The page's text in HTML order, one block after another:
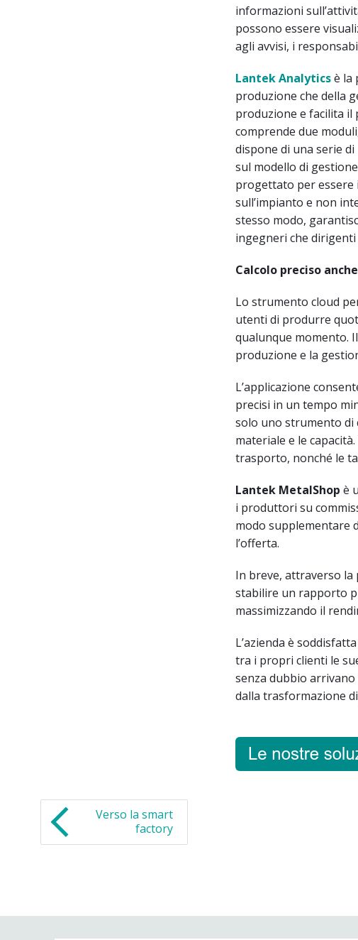
informazioni
possono essere
agli avvisi, i
Lantek Analyticsè la
produzione che della
produzione e facilita il
comprende due
dispone di una serie
sul modello di
progettato per essere
sull’impianto e non
stesso modo,
ingegneri che
Calcolo preciso
Lo strumento cloud
utenti di produrre
qualunque momento.
produzione e la
L’applicazione
precisi in un tempo
solo uno strumento di
materiale e le
trasporto, nonché le
Lantek MetalShop è
i produttori su
modo supplementare
l’offerta.
In breve, attraverso
stabilire un rapporto
massimizzando il
L’azienda è
tra i propri clienti le
senza dubbio
dalla trasformazione
Verso la smart
factory